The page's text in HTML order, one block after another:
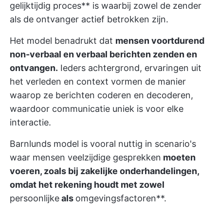
gelijktijdig proces** is waarbij zowel de zender
als de ontvanger actief betrokken zijn.
Het model benadrukt dat mensen voortdurend
non-verbaal en verbaal berichten zenden en
ontvangen. Ieders achtergrond, ervaringen uit
het verleden en context vormen de manier
waarop ze berichten coderen en decoderen,
waardoor communicatie uniek is voor elke
interactie.
Barnlunds model is vooral nuttig in scenario's
waar mensen veelzijdige gesprekken moeten
voeren, zoals bij zakelijke onderhandelingen,
omdat het rekening houdt met zowel
persoonlijkeals omgevingsfactoren**.